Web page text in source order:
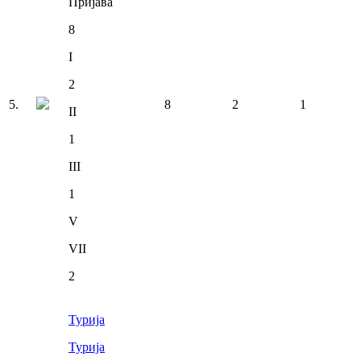
5.
8
I
2
II
1
III
1
V
VII
2
8 2 1
Турија
Турија